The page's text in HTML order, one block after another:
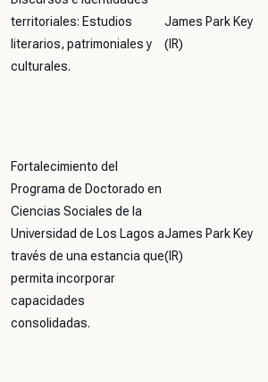
territoriales: Estudios
literarios, patrimoniales y
culturales.
James Park Key
(IR)
Fortalecimiento del
Programa de Doctorado en
Ciencias Sociales de la
Universidad de Los Lagos a
través de una estancia que
permita incorporar
capacidades
consolidadas.
James Park Key
(IR)